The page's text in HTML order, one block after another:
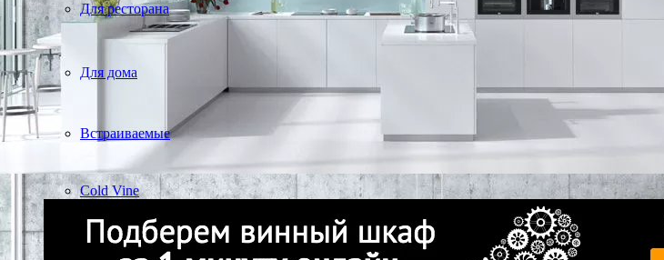
Для ресторана
Для дома
Встраиваемые
Cold Vine